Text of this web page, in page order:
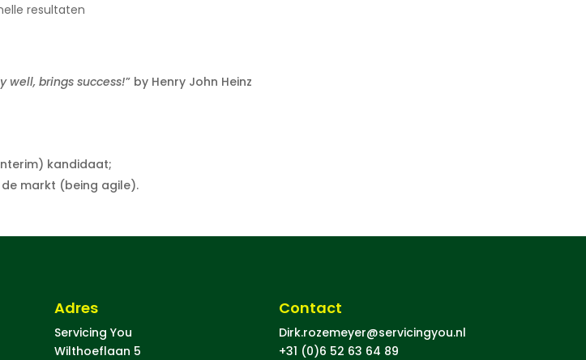
resultaten
well, brings success!” by Henry John Heinz
kandidaat;
markt (being agile).
Adres
Servicing You
Wilthoeflaan 5
Contact
Dirk.rozemeyer@servicingyou.nl
+31 (0)6 52 63 64 89